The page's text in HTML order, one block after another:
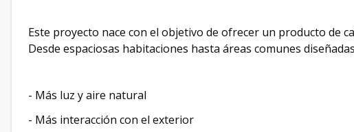
Este proyecto nace con el objetivo de ofrecer un producto de
Desde espaciosas habitaciones hasta áreas comunes
- Más luz y aire natural
- Más interacción con el exterior